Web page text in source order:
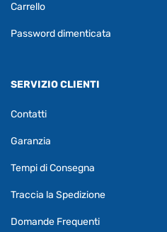
Carrello
Password dimenticata
SERVIZIO CLIENTI
Contatti
Garanzia
Tempi di Consegna
Traccia la Spedizione
Domande Frequenti